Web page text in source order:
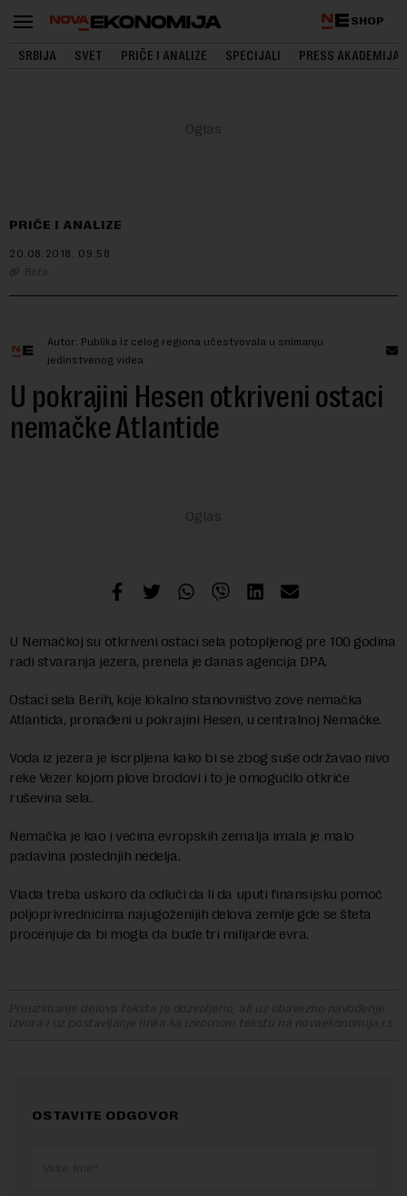
SHOP
SRBIJA SVET PRIČE I ANALIZE SPECIJALI PRESS AKADEMIJA
PRIČE I ANALIZE
20.08.2018. 09:58
Beta
Autor: Publika iz celog regiona učestvovala u snimanju
jedinstvenog videa
U pokrajini Hesen otkriveni ostaci
nemačke Atlantide
U Nemačkoj su otkriveni ostaci sela potopljenog pre 100 godina
radi stvaranja jezera, prenela je danas agencija DPA.
Ostaci sela Berih, koje lokalno stanovništvo zove nemačka
Atlantida, pronađeni u pokrajini Hesen, u centralnoj Nemačke.
Voda iz jezera je iscrpljena kako bi se zbog suše održavao nivo
reke Vezer kojom plove brodovi i to je omogućilo otkriće
ruševina sela.
Nemačka je kao i većina evropskih zemalja imala je malo
padavina poslednjih nedelja.
Vlada treba uskoro da odluči da li da uputi finansijsku pomoć
poljoprivrednicima najugoženijih delova zemlje gde se šteta
procenjuje da bi mogla da bude tri milijarde evra.
Preuzimanje delova teksta je dozvoljeno, ali uz obavezno navođenje
izvora i uz postavljanje linka ka izvornom tekstu na novaekonomija.rs
OSTAVITE ODGOVOR